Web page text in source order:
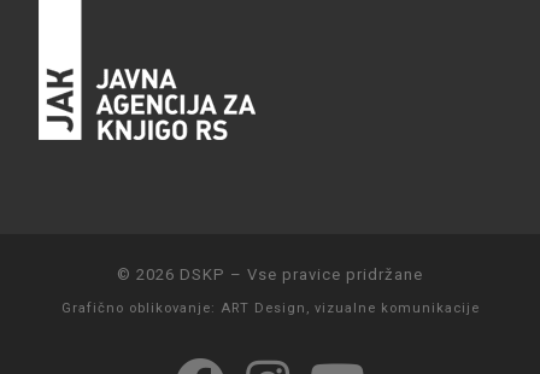
© 2026 DSKP – Vse pravice pridržane
Grafično oblikovanje: ART Design, vizualne komunikacije